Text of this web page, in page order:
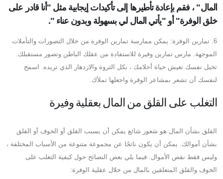
المال" ، فقم بإعادة تأطيرها إلى تأكيدات إيجابية مثل "أنا قادر على
خلق الوفرة" أو "يأتي المال لي بسهولة وبدون عناء ".
6. تمارين الوفرة: يمكن ممارسة تمارين الوفرة من خلال التصورات والتأملات
الموجهة. مارس تمارين وفيرة للاستفادة من عقلك الباطن وتصور مستقبلك.
تخيل نفسك تعيش حياة أحلامك ، بكل الثروة والازدهار الذي تريده. اسمح
لنفسك أن تشعر بمشاعر الوفرة واجعلها تملأك.
التغلب على القلق من المال بعقلية وفيرة
القلق بشأن المال هو شعور شائع يمكن أن يسبب القلق أو الخوف أو القلق
بشأن أموالك. يمكن أن يكون ناتجًا عن مجموعة متنوعة من الأسباب المختلفة ،
وليس فقط نقص الأموال. فيما يلي بعض النصائح حول كيفية التغلب على
الخوف والقلق المتعلقين بالمال من خلال عقلية الوفرة: